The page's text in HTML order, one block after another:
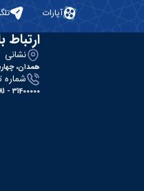
آپارات
ارتباط
نشانی
همدان،
31400000 - 081